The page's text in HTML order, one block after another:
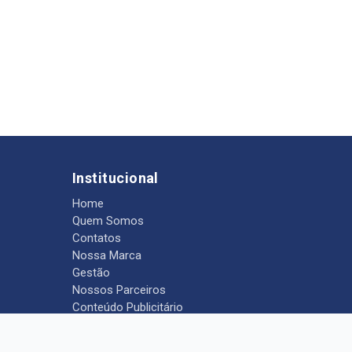
Institucional
Home
Quem Somos
Contatos
Nossa Marca
Gestão
Nossos Parceiros
Conteúdo Publicitário